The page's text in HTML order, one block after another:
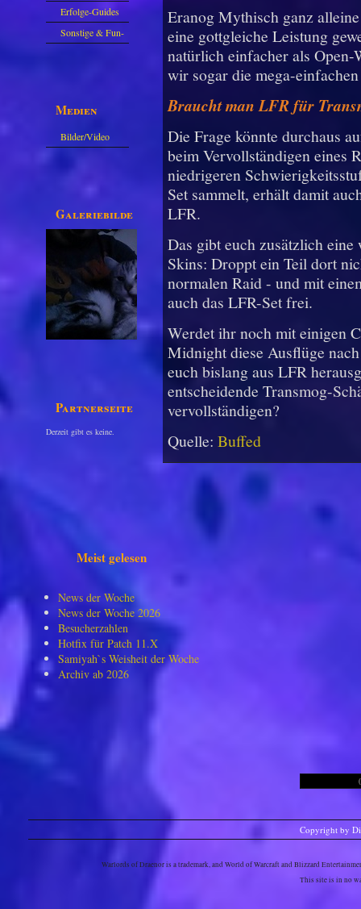
Erfolge-Guides
Sonstige & Fun-
Medien
Bilder/Video
Galeriebilder
Partnerseiten
Derzeit gibt es keine.
Eranog Mythisch ganz
eine gottgleiche Leistung
natürlich einfacher als
wir sogar die mega-
Braucht man LFR für
Die Frage könnte durchaus
beim Vervollständigen eines
niedrigeren
Set sammelt, erhält damit
LFR.
Das gibt euch zusätzlich
Skins: Droppt ein Teil dort
normalen Raid - und mit
auch das LFR-Set frei.
Werdet ihr noch mit einigen
Midnight diese Ausflüge
euch bislang aus LFR
entscheidende Transmog-
vervollständigen?
Quelle: Buffed
Meist gelesen
News der Woche
News der Woche 2026
Besucherzahlen
Hotfix für Patch 11.X
Samiyah`s Weisheit der Woche
Archiv ab 2026
Copyright by
Warlords of Draenor is a trademark, and World of Warcraft and Blizzard
This site is in no